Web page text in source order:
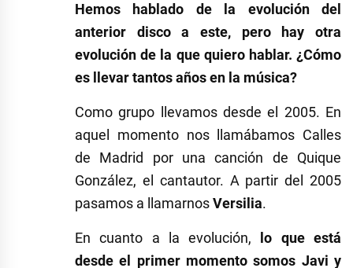
Hemos hablado de la evolución del
anterior disco a este, pero hay otra
evolución de la que quiero hablar. ¿Cómo
es llevar tantos años en la música?
Como grupo llevamos desde el 2005. En
aquel momento nos llamábamos Calles
de Madrid por una canción de Quique
González, el cantautor. A partir del 2005
pasamos a llamarnosVersilia.
En cuanto a la evolución,
lo que está
desde el primer momento somos Javi y